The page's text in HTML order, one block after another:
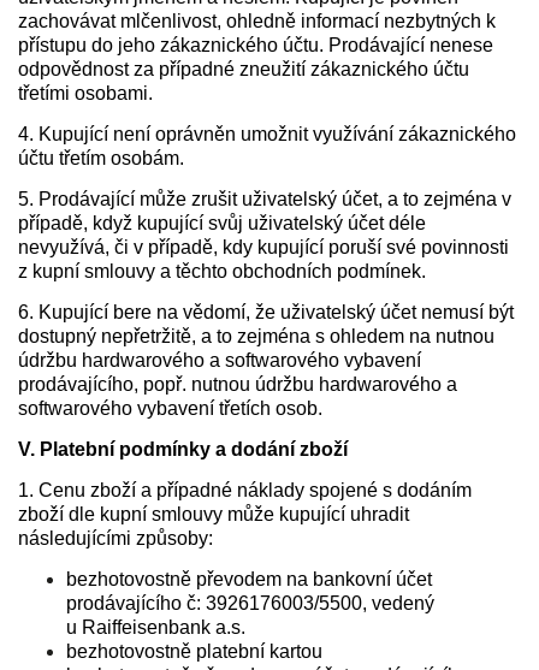
zachovávat mlčenlivost, ohledně informací nezbytných k
přístupu do jeho zákaznického účtu. Prodávající nenese
odpovědnost za případné zneužití zákaznického účtu
třetími osobami.
4. Kupující není oprávněn umožnit využívání zákaznického
účtu třetím osobám.
5. Prodávající může zrušit uživatelský účet, a to zejména v
případě, když kupující svůj uživatelský účet déle
nevyužívá, či v případě, kdy kupující poruší své povinnosti
z kupní smlouvy a těchto obchodních podmínek.
6. Kupující bere na vědomí, že uživatelský účet nemusí být
dostupný nepřetržitě, a to zejména s ohledem na nutnou
údržbu hardwarového a softwarového vybavení
prodávajícího, popř. nutnou údržbu hardwarového a
softwarového vybavení třetích osob.
V. Platební podmínky a dodání zboží
1. Cenu zboží a případné náklady spojené s dodáním
zboží dle kupní smlouvy může kupující uhradit
následujícími způsoby:
bezhotovostně převodem na bankovní účet
prodávajícího č: 3926176003/5500, vedený
u Raiffeisenbank a.s.
bezhotovostně platební kartou